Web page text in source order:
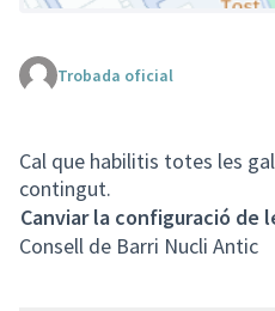
(Enllaç extern)
Trobada oficial
Cal que habilitis totes les
contingut.
Canviar la configuració de
Consell de Barri Nucli Antic